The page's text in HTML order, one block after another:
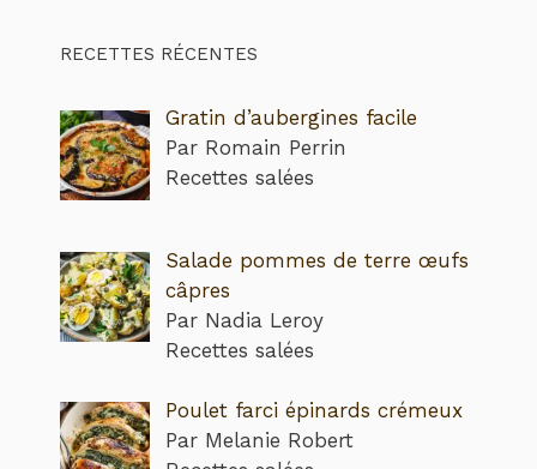
RECETTES RÉCENTES
Gratin d’aubergines facile
Par Romain Perrin
Recettes salées
Salade pommes de terre œufs
câpres
Par Nadia Leroy
Recettes salées
Poulet farci épinards crémeux
Par Melanie Robert